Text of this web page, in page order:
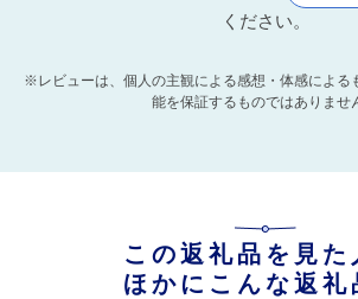
ください。
※レビューは、個人の主観による感想・体感による
能を保証するものではありませ
この返礼品を見た
ほかにこんな返礼